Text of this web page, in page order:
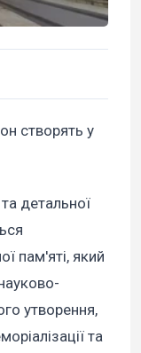
створять у
детальної
пам'яті, який
утворення,
та